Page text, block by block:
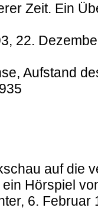
Zeit. Ein
22.
Aufstand
auf die
Hörspiel
6. Februar